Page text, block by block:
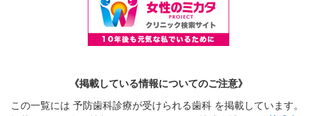
《掲載している情報についてのご注意》
この一覧には 予防歯科診療が受けられる歯科 を掲載しています。